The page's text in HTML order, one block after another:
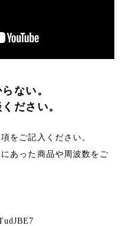
ない。
ださい。
をご記入ください。
あった商品や周波数をご